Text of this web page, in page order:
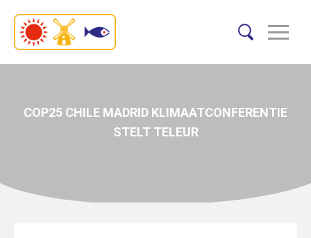
COP25 CHILE MADRID KLIMAATCONFERENTIE
STELT TELEUR